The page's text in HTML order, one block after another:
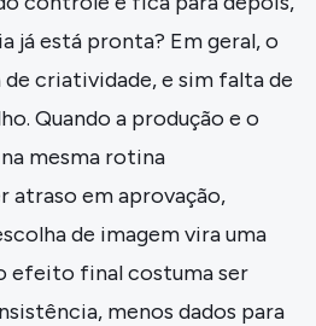
já está pronta? Em geral, o
criatividade, e sim falta de
Quando a produção e o
mesma rotina
atraso em aprovação,
de imagem vira uma
efeito final costuma ser
menos dados para